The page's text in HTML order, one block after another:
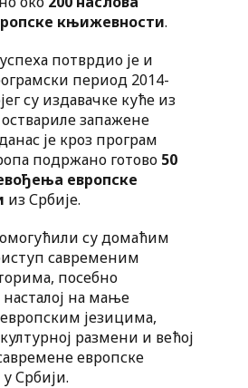
књижевности.
потврдио је и
период 2014-
су издавачке куће из
запажене
је кроз програм
подржано готово 50
европске
из Србије.
су домаћим
савременим
посебно
на мање
језицима,
размени и већој
европске
Србији.